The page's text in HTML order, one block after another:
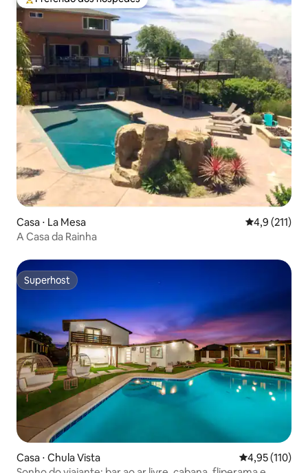
Entre os melhores preferidos dos hóspedes
Casa ⋅ La Mesa 4,9 de uma
4,9 (211)
A Casa da Rainha
Superhost
Superhost
Casa ⋅ Chula Vista 4,95 de uma
4,95 (110)